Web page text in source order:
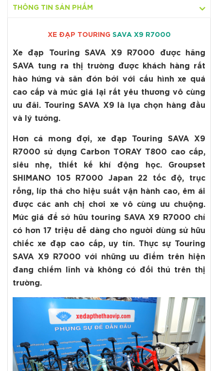
THÔNG TIN SẢN PHẨM
XE ĐẠP TOURING SAVA X9 R7000
Xe đạp Touring SAVA X9 R7000 được hãng
SAVA tung ra thị trường được khách hàng rất
hào hứng và săn đón bởi với cấu hình xe quá
cao cấp và mức giá lại rất yêu thương vô cùng
ưu đãi. Touring SAVA X9
là lựa chọn hàng đầu
và lý tưởng.
Hơn cả mong đợi, xe đạp Touring SAVA X9
R7000 sử dụng Carbon TORAY T800 cao cấp,
siêu nhẹ, thiết kế khí động học. Groupset
SHIMANO 105 R7000 Japan 22 tốc độ, trục
rỗng, líp thả cho hiệu suất vận hành cao, êm ái
được các anh chị chơi xe vô cùng ưu chuộng.
Mức giá để sở hữu touring SAVA X9 R7000 chỉ
có hơn 17 triệu dễ dàng cho người dùng sử hữu
chiếc xe đạp cao cấp, uy tín. Thực sự Touring
SAVA X9 R7000 với những ưu điểm trên hiện
đang chiếm lĩnh và không có đối thủ trên thị
trường.